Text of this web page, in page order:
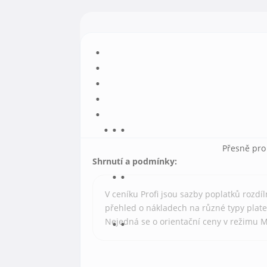
Přesně
Shrnutí a podmínky:
V ceníku Profi jsou sazby poplatků
přehled o nákladech na různé typy
Nejedná se o orientační ceny v režimu